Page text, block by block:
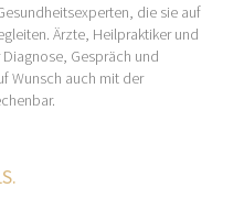
die sie auf
Ärzte, Heilpraktiker und
Gespräch und
Wunsch auch mit der